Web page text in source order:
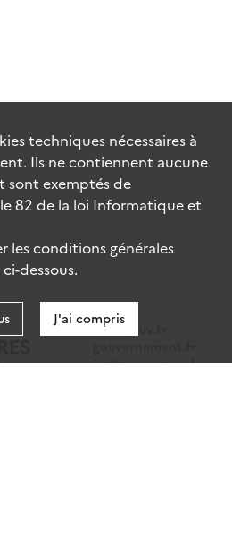
data.gouv.fr
legifrance.gouv.fr
techniques nécessaires à
Ils ne contiennent aucune
sont exemptés de
82 de la loi Informatique et
les conditions générales
dessous.
J'ai compris